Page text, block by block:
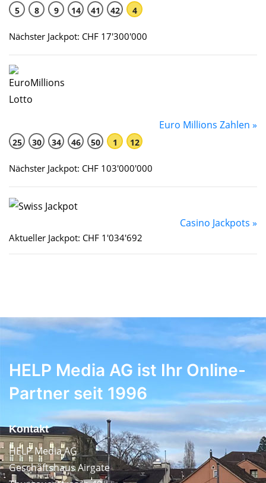
5 8 9 14 41 42 4
Nächster Jackpot: CHF 17'300'000
Euro Millions Zahlen »
25 30 34 46 50 1 12
Nächster Jackpot: CHF 103'000'000
Casino Jackpots »
Aktueller Jackpot: CHF 1'034'692
HELP Media AG ist Ihr Online-
Partner seit 1996
Kontakt
HELP Media AG
Geschäftshaus Airgate